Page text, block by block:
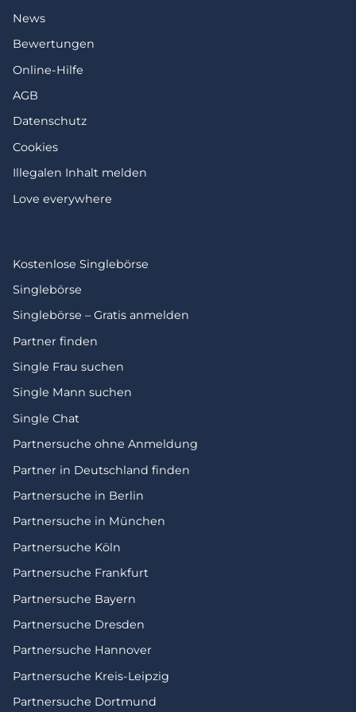
News
Bewertungen
Online-Hilfe
AGB
Datenschutz
Cookies
Illegalen Inhalt melden
Love everywhere
Kostenlose Singlebörse
Singlebörse
Singlebörse – Gratis anmelden
Partner finden
Single Frau suchen
Single Mann suchen
Single Chat
Partnersuche ohne Anmeldung
Partner in Deutschland finden
Partnersuche in Berlin
Partnersuche in München
Partnersuche Köln
Partnersuche Frankfurt
Partnersuche Bayern
Partnersuche Dresden
Partnersuche Hannover
Partnersuche Kreis-Leipzig
Partnersuche Dortmund